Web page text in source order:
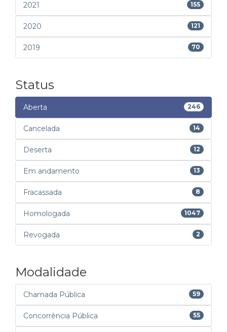
2021 155
2020 121
2019 70
Status
Aberta 246
Cancelada 14
Deserta 12
Em andamento 13
Fracassada 8
Homologada 1047
Revogada 2
Modalidade
Chamada Pública 59
Concorrência Pública 55